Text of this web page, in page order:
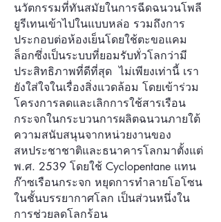
นวัตกรรมที่ทันสมัยในการฉีดฉนวนโพลี
ยูรีเทนเข้าไปในแบบหล่อ รวมถึงการ
ประกอบต่อห้องเย็นโดยใช้ตะขอแคม
ล็อกซึ่งเป็นระบบที่ยอมรับทั่วโลกว่ามี
ประสิทธิภาพที่ดีที่สุด ไม่เพียงเท่านี้ เรา
ยังใส่ใจในเรื่องสิ่งแวดล้อม โดยเข้าร่วม
โครงการลดและเลิกการใช้สารเรือน
กระจกในกระบวนการผลิตฉนวนภายใต้
ความสนับสนุนจากหน่วยงานของ
สหประชาชาติและธนาคารโลกมาตั้งแต่
พ.ศ. 2539 โดยใช้ Cyclopentane แทน
ก๊าซเรือนกระจก หยุดการทำลายโอโซน
ในชั้นบรรยากาศโลก เป็นส่วนหนึ่งใน
การช่วยลดโลกร้อน